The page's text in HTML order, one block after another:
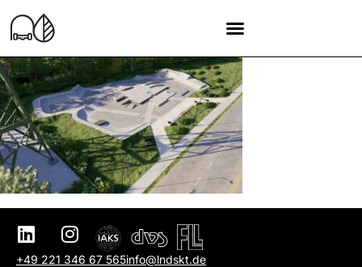
+49 221 346 67 565info@lndskt.de